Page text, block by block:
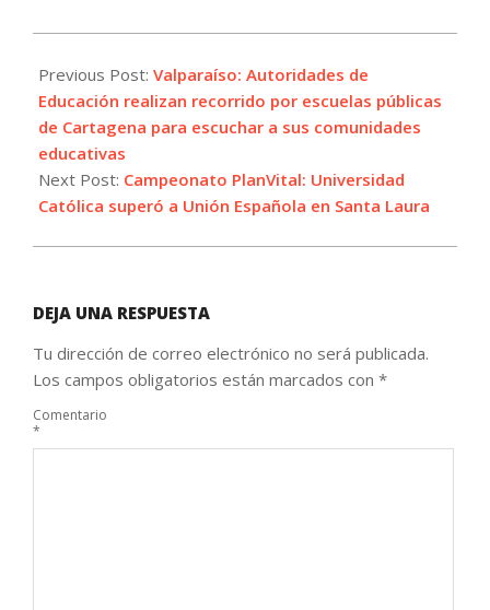
10-
19
Previous Post: Valparaíso: Autoridades de
Educación realizan recorrido por escuelas públicas
de Cartagena para escuchar a sus comunidades
educativas
Next Post: Campeonato PlanVital: Universidad
Católica superó a Unión Española en Santa Laura
DEJA UNA RESPUESTA
Tu dirección de correo electrónico no será publicada.
Los campos obligatorios están marcados con *
Comentario
*